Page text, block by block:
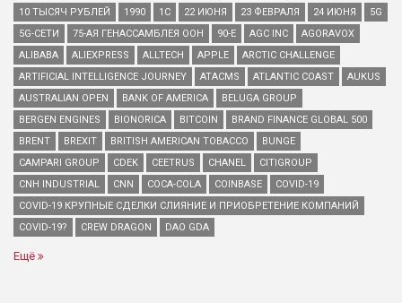
10 ТЫСЯЧ РУБЛЕЙ
1990 1С 22 ИЮНЯ 23 ФЕВРАЛЯ 24 ИЮНЯ
5G
5G-СЕТИ
75-АЯ ГЕНАССАМБЛЕЯ ООН 90-Е AGC INC
AGORAVOX
ALIBABA
ALIEXPRESS ALLTECH APPLE
ARCTIC CHALLENGE
ARTIFICIAL INTELLIGENCE JOURNEY
ATACMS ATLANTIC COAST
AUKUS
AUSTRALIAN OPEN
BANK OF AMERICA
BELUGA GROUP
BERGEN ENGINES
BIONORICA BITCOIN
BRAND FINANCE GLOBAL 500
BRENT
BREXIT BRITISH AMERICAN TOBACCO
BUNGE
CAMPARI GROUP
CDEK CEETRUS CHANEL
CITIGROUP
CNH INDUSTRIAL
CNN COCA-COLA COINBASE
COVID-19
COVID-19 КРУПНЫЕ СДЕЛКИ СЛИЯНИЕ И ПРИОБРЕТЕНИЕ КОМПАНИЙ
COVID-19?
CREW DRAGON DAO GDA
Ещё